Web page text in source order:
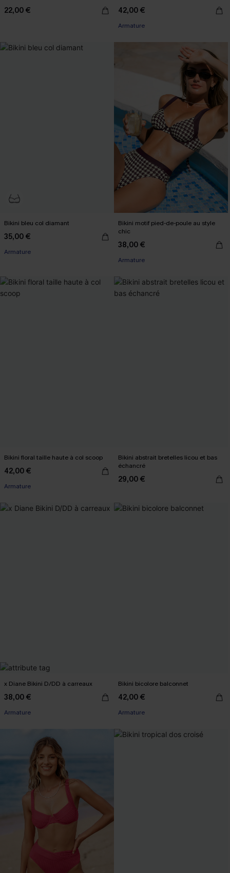
22,00 € 42,00 €
Armature
Bikini bleu col diamant
35,00 €
Armature
Bikini motif pied-de-poule au style
chic
38,00 €
Armature
Bikini floral taille haute à col scoop
42,00 €
Armature
Bikini abstrait bretelles licou et bas
échancré
29,00 €
x Diane Bikini D/DD à carreaux
38,00 €
Armature
Bikini bicolore balconnet
42,00 €
Armature